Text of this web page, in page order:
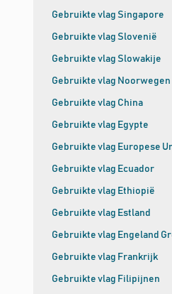
Gebruikte vlag Singapore
Gebruikte vlag Slovenië
Gebruikte vlag Slowakije
Gebruikte vlag Noorwegen
Gebruikte vlag China
Gebruikte vlag Egypte
Gebruikte vlag Europese
Gebruikte vlag Ecuador
Gebruikte vlag Ethiopië
Gebruikte vlag Estland
Gebruikte vlag Engeland
Gebruikte vlag Frankrijk
Gebruikte vlag Filipijnen